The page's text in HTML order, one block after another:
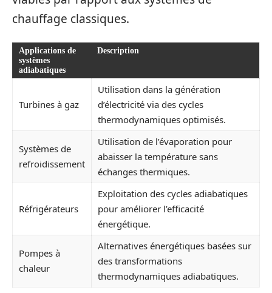
chauffage classiques.
Applications de
systèmes
adiabatiques
Description
Turbines à gaz
Utilisation dans la génération
d’électricité via des cycles
thermodynamiques optimisés.
Systèmes de
refroidissement
Utilisation de l’évaporation pour
abaisser la température sans
échanges thermiques.
Réfrigérateurs
Exploitation des cycles adiabatiques
pour améliorer l’efficacité
énergétique.
Pompes à
chaleur
Alternatives énergétiques basées sur
des transformations
thermodynamiques adiabatiques.